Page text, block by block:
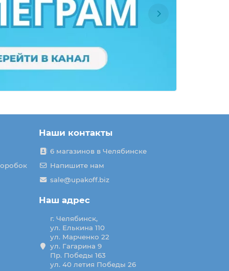
Наши контакты
6 магазинов в Челябинске
Напишите нам
sale@upakoff.biz
Наш адрес
г. Челябинск,
ул. Елькина 110
ул. Марченко 22
ул. Гагарина 9
Пр. Победы 163
ул. 40 летия Победы 26